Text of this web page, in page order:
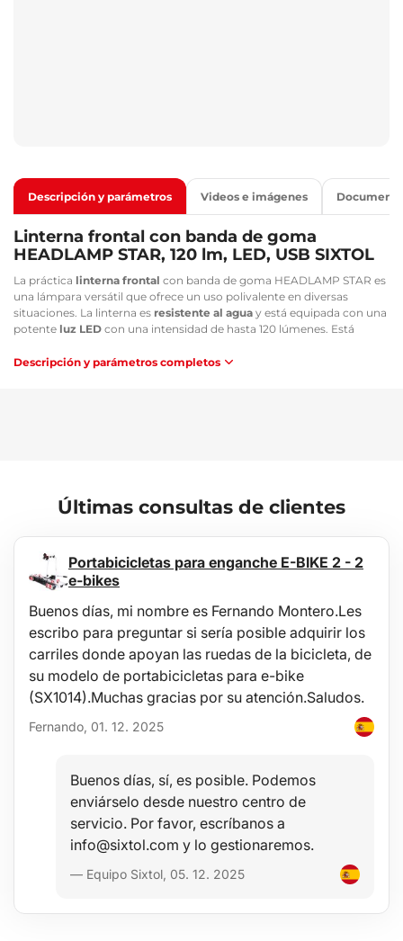
Descripción y parámetros Videos e imágenes
Linterna frontal con banda de goma
HEADLAMP STAR, 120 lm, LED, USB SIXTOL
La práctica linterna frontal con banda de goma HEADLAMP STAR es
una lámpara versátil que ofrece un uso polivalente en diversas
situaciones. La linterna es resistente al agua y está equipada con una
potente luz LED con una intensidad de hasta 120 lúmenes. Está
cómodamente en la cabeza, no aprieta y mantiene la linterna en su
Resistente al agua
Larga vida útil
Fácil uso
Cinta elástica ajustable
Senderismo
Trabajo en el jardín
Acampada
Carrera nocturna/vespertina
Alpinismo
Contenido del paquete:
Especificaciones técnicas:
Tipo de luz: LED
Flujo luminoso (lm): 12 – 120
Grado de protección: IPX4 - protegido contra salpicaduras de
Descripción y parámetros completos
Últimas consultas de clientes
Portabicicletas para enganche E-BIKE 2 - 2
e-bikes
Buenos días, mi nombre es Fernando Montero.Les
escribo para preguntar si sería posible adquirir los
carriles donde apoyan las ruedas de la bicicleta, de
su modelo de portabicicletas para e-bike
(SX1014).Muchas gracias por su atención.Saludos.
Fernando, 01. 12. 2025
Buenos días, sí, es posible. Podemos
enviárselo desde nuestro centro de
servicio. Por favor, escríbanos a
info@sixtol.com y lo gestionaremos.
— Equipo Sixtol, 05. 12. 2025